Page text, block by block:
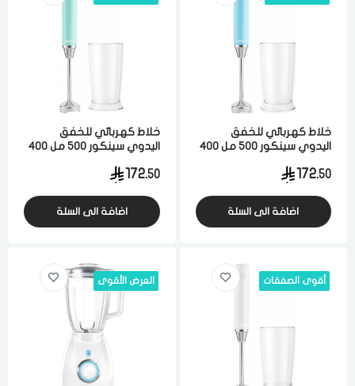
خلاط كهربائي للخفق
اليدوي سينكور 500 مل 400
172.50
اضافة الى السلة
خلاط كهربائي للخفق
اليدوي سينكور 500 مل 400
172.50
اضافة الى السلة
أقوى الصفقات العرض الأقوى
الدخول تسجيل
تذكرنى
اختر المدينة
فى حالة تغيير المدينة قد تفقد بعض او كل المنتجات التي تم اضافتها